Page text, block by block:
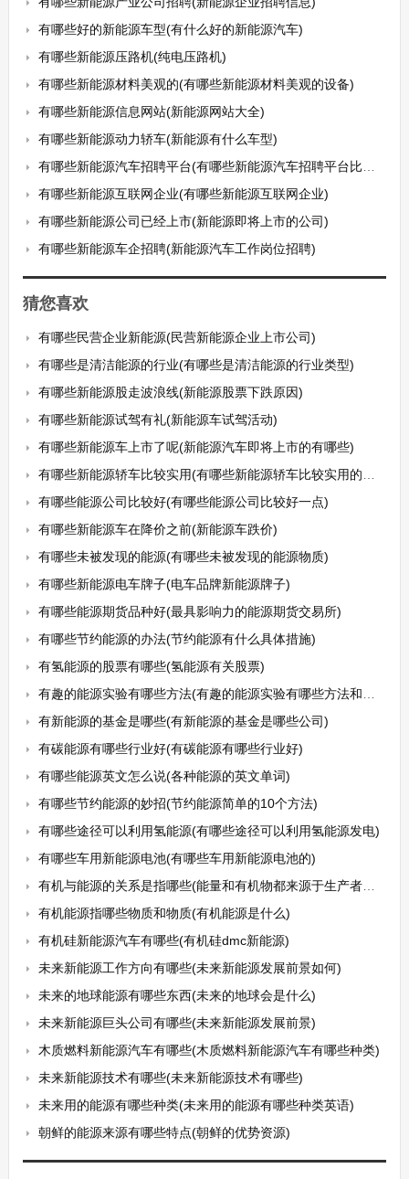
有哪些好的新能源车型(有什么好的新能源汽车)
有哪些新能源压路机(纯电压路机)
有哪些新能源材料美观的(有哪些新能源材料美观的设备)
有哪些新能源信息网站(新能源网站大全)
有哪些新能源动力轿车(新能源有什么车型)
有哪些新能源汽车招聘平台(有哪些新能源汽车招聘平台比较好)
有哪些新能源互联网企业(有哪些新能源互联网企业)
有哪些新能源公司已经上市(新能源即将上市的公司)
有哪些新能源车企招聘(新能源汽车工作岗位招聘)
猜您喜欢
有哪些民营企业新能源(民营新能源企业上市公司)
有哪些是清洁能源的行业(有哪些是清洁能源的行业类型)
有哪些新能源股走波浪线(新能源股票下跌原因)
有哪些新能源试驾有礼(新能源车试驾活动)
有哪些新能源车上市了呢(新能源汽车即将上市的有哪些)
有哪些新能源轿车比较实用(有哪些新能源轿车比较实用的品牌)
有哪些能源公司比较好(有哪些能源公司比较好一点)
有哪些新能源车在降价之前(新能源车跌价)
有哪些未被发现的能源(有哪些未被发现的能源物质)
有哪些新能源电车牌子(电车品牌新能源牌子)
有哪些能源期货品种好(最具影响力的能源期货交易所)
有哪些节约能源的办法(节约能源有什么具体措施)
有氢能源的股票有哪些(氢能源有关股票)
有趣的能源实验有哪些方法(有趣的能源实验有哪些方法和技巧)
有新能源的基金是哪些(有新能源的基金是哪些公司)
有碳能源有哪些行业好(有碳能源有哪些行业好)
有哪些能源英文怎么说(各种能源的英文单词)
有哪些节约能源的妙招(节约能源简单的10个方法)
有哪些途径可以利用氢能源(有哪些途径可以利用氢能源发电)
有哪些车用新能源电池(有哪些车用新能源电池的)
有机与能源的关系是指哪些(能量和有机物都来源于生产者的什么作用)
有机能源指哪些物质和物质(有机能源是什么)
有机硅新能源汽车有哪些(有机硅dmc新能源)
未来新能源工作方向有哪些(未来新能源发展前景如何)
未来的地球能源有哪些东西(未来的地球会是什么)
未来新能源巨头公司有哪些(未来新能源发展前景)
木质燃料新能源汽车有哪些(木质燃料新能源汽车有哪些种类)
未来新能源技术有哪些(未来新能源技术有哪些)
未来用的能源有哪些种类(未来用的能源有哪些种类英语)
朝鲜的能源来源有哪些特点(朝鲜的优势资源)